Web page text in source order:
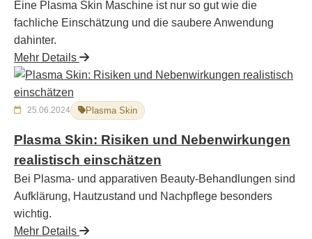
Eine Plasma Skin Maschine ist nur so gut wie die
fachliche Einschätzung und die saubere Anwendung
dahinter.
Mehr Details
25.06.2024 Plasma Skin
Plasma Skin: Risiken und Nebenwirkungen
realistisch einschätzen
Bei Plasma- und apparativen Beauty-Behandlungen sind
Aufklärung, Hautzustand und Nachpflege besonders
wichtig.
Mehr Details